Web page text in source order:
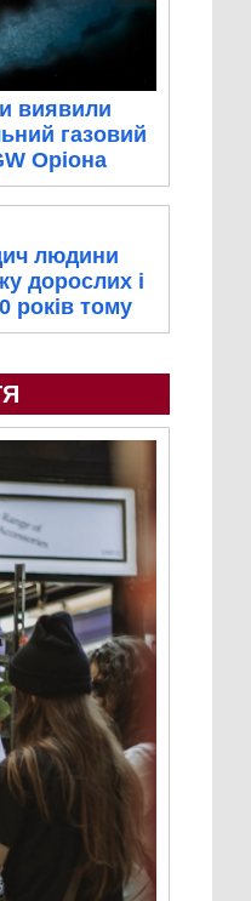
виявили
газовий
Оріона
людини
дорослих і
років тому